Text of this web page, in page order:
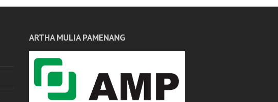
ARTHA MULIA PAMENANG